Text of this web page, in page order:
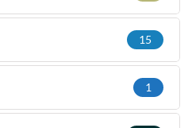
15
1